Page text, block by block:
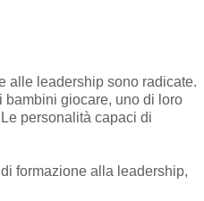
alle leadership sono radicate.
bambini giocare, uno di loro
personalità capaci di
formazione alla leadership,